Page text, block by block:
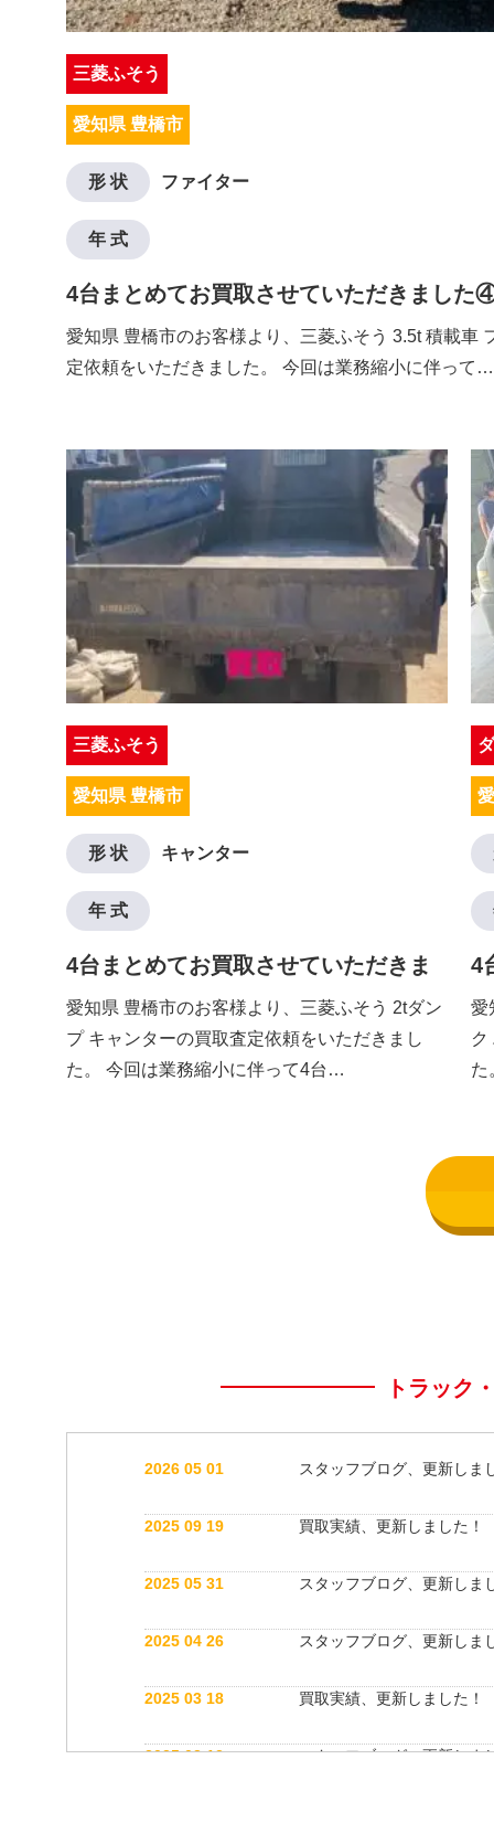
三菱ふそう
愛知県 豊橋市
形 状 ファイター
年 式
4台まとめてお買取させていただきました
愛知県 豊橋市のお客様より、三菱ふそう 3.5t 積載車
定依頼をいただきました。 今回は業務縮小に伴って…
三菱ふそう
愛知県 豊橋市
形 状 キャンター
年 式
4台まとめてお買取させていただきま
した③
愛知県 豊橋市のお客様より、三菱ふそう 2tダン
プ キャンターの買取査定依頼をいただきまし
た。 今回は業務縮小に伴って4台…
4
愛
ク
た
トラック
2026 05 01 スタッフブログ、更新しま
2025 09 19 買取実績、更新しました！
2025 05 31 スタッフブログ、更新しま
2025 04 26 スタッフブログ、更新しま
2025 03 18 買取実績、更新しました！
2025 03 12 スタッフブログ、更新しま